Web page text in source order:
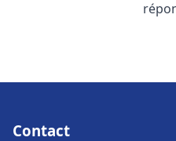
Contact